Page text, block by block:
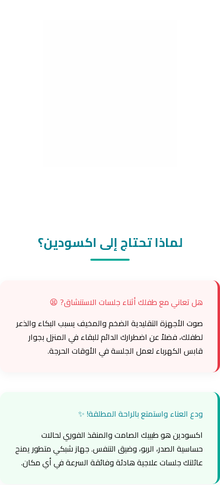
لماذا تحتاج إلى اكسودين؟
هل تعاني مع طفلك أثناء جلسات الاستنشاق? 😫
صوت الأجهزة التقليدية الضخم والمخيف يسبب البكاء والذعر
لطفلك، فضلاً عن اضطرارك الدائم للبقاء في المنزل بجوار
قابس الكهرباء لعمل الجلسة في الأوقات الحرجة.
ودع العناء واستمتع بالراحة المطلقة! ✨
اكسودين هو طبيبك الصامت والمنقذ الفوري لحالات
حساسية الصدر، الربو، وضيق التنفس. جهاز شبكي متطور يمنح
عائلتك جلسات علاجية هادئة وفائقة السرعة في أي مكان.